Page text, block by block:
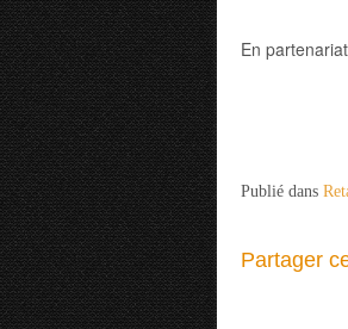
En
Publié dans
Partager